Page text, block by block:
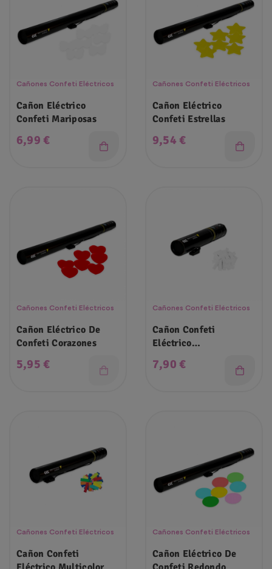
Cañones Confeti Eléctricos
Cañon Eléctrico
Confeti Mariposas
Precio
6,99 €
Cañones Confeti Eléctricos
Cañon Eléctrico
Confeti Estrellas
Precio
9,54 €
Cañones Confeti Eléctricos
Cañon Eléctrico De
Confeti Corazones
Precio
5,95 €
Cañones Confeti Eléctricos
Cañon Confeti
Eléctrico
Precio
7,90 €
Cañones Confeti Eléctricos
Cañon Confeti
Cañones Confeti Eléctricos
Cañon Eléctrico De